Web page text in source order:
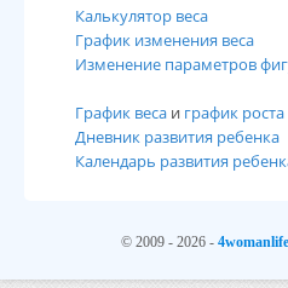
Калькулятор веса
График изменения веса
Изменение параметров
График веса и график
Дневник развития ребенка
Календарь развития
© 2009 - 2026 -